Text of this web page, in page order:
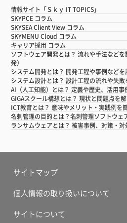
情報サイト「Ｓｋｙ IT TOPICS」
SKYPCE コラム
SKYSEA Client View コラム
SKYMENU Cloud コラム
キャリア採用 コラム
ソフトウェア開発とは？ 流れや手法など
発）
システム開発とは？ 開発工程や事例など
システム設計とは？ 設計工程の流れや失敗
AI（人工知能）とは？ 定義や歴史、活用事
GIGAスクール構想とは？ 現状と問題点を
ICT教育とは？ 意味やメリット・実践例を
名刺管理の目的とは？名刺管理ソフトウェ
ランサムウェアとは？ 被害事例、対策・
サイトマップ
個人情報の取り扱いについて
サイトについて